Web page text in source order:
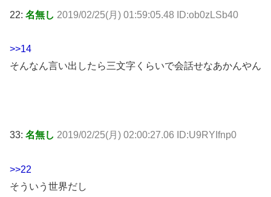
22: 名無し 2019/02/25(月) 01:59:05.48 ID:ob0zLSb40
>>14
そんなん言い出したら三文字くらいで会話せなあかんやん
33: 名無し 2019/02/25(月) 02:00:27.06 ID:U9RYIfnp0
>>22
そういう世界だし